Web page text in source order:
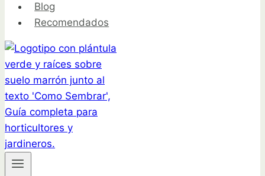
Blog
Recomendados